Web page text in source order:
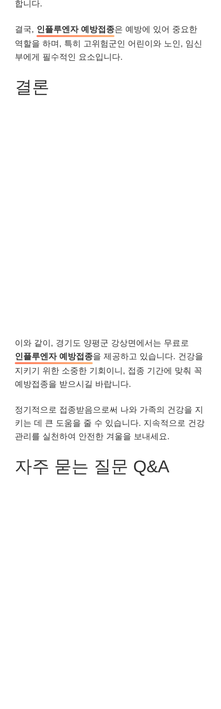
합니다.
결국, 인플루엔자 예방접종은 예방에 있어 중요한
역할을 하며, 특히 고위험군인 어린이와 노인, 임신
부에게 필수적인 요소입니다.
결론
이와 같이, 경기도 양평군 강상면에서는 무료로
인플루엔자 예방접종을 제공하고 있습니다. 건강을
지키기 위한 소중한 기회이니, 접종 기간에 맞춰 꼭
예방접종을 받으시길 바랍니다.
정기적으로 접종받음으로써 나와 가족의 건강을 지
키는 데 큰 도움을 줄 수 있습니다. 지속적으로 건강
관리를 실천하여 안전한 겨울을 보내세요.
자주 묻는 질문 Q&A